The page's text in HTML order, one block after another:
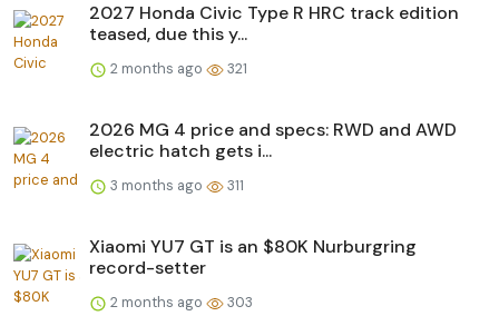
2027 Honda Civic Type R HRC track edition
teased, due this y...
2 months ago 321
2026 MG 4 price and specs: RWD and AWD
electric hatch gets i...
3 months ago 311
Xiaomi YU7 GT is an $80K Nurburgring
record-setter
2 months ago 303